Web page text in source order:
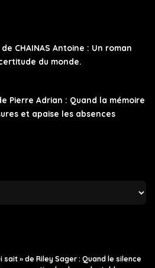
CHAINAS Antoine : Un roman
du monde.
Pierre Adrian : Quand la mémoire
et apaise les absences
sait » de Riley Sager : Quand le silence